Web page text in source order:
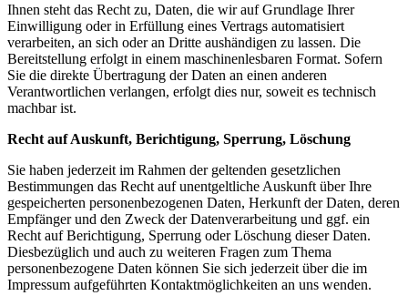
Ihnen steht das Recht zu, Daten, die wir auf Grundlage Ihrer
Einwilligung oder in Erfüllung eines Vertrags automatisiert
verarbeiten, an sich oder an Dritte aushändigen zu lassen. Die
Bereitstellung erfolgt in einem maschinenlesbaren Format. Sofern
Sie die direkte Übertragung der Daten an einen anderen
Verantwortlichen verlangen, erfolgt dies nur, soweit es technisch
machbar ist.
Recht auf Auskunft, Berichtigung, Sperrung, Löschung
Sie haben jederzeit im Rahmen der geltenden gesetzlichen
Bestimmungen das Recht auf unentgeltliche Auskunft über Ihre
gespeicherten personenbezogenen Daten, Herkunft der Daten, deren
Empfänger und den Zweck der Datenverarbeitung und ggf. ein
Recht auf Berichtigung, Sperrung oder Löschung dieser Daten.
Diesbezüglich und auch zu weiteren Fragen zum Thema
personenbezogene Daten können Sie sich jederzeit über die im
Impressum aufgeführten Kontaktmöglichkeiten an uns wenden.